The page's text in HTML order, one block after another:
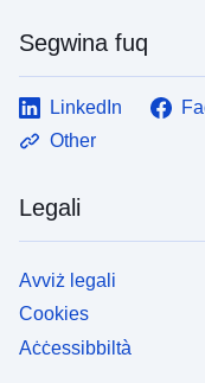
Segwina fuq
LinkedIn
Other
Legali
Avviż legali
Cookies
Aċċessibbiltà